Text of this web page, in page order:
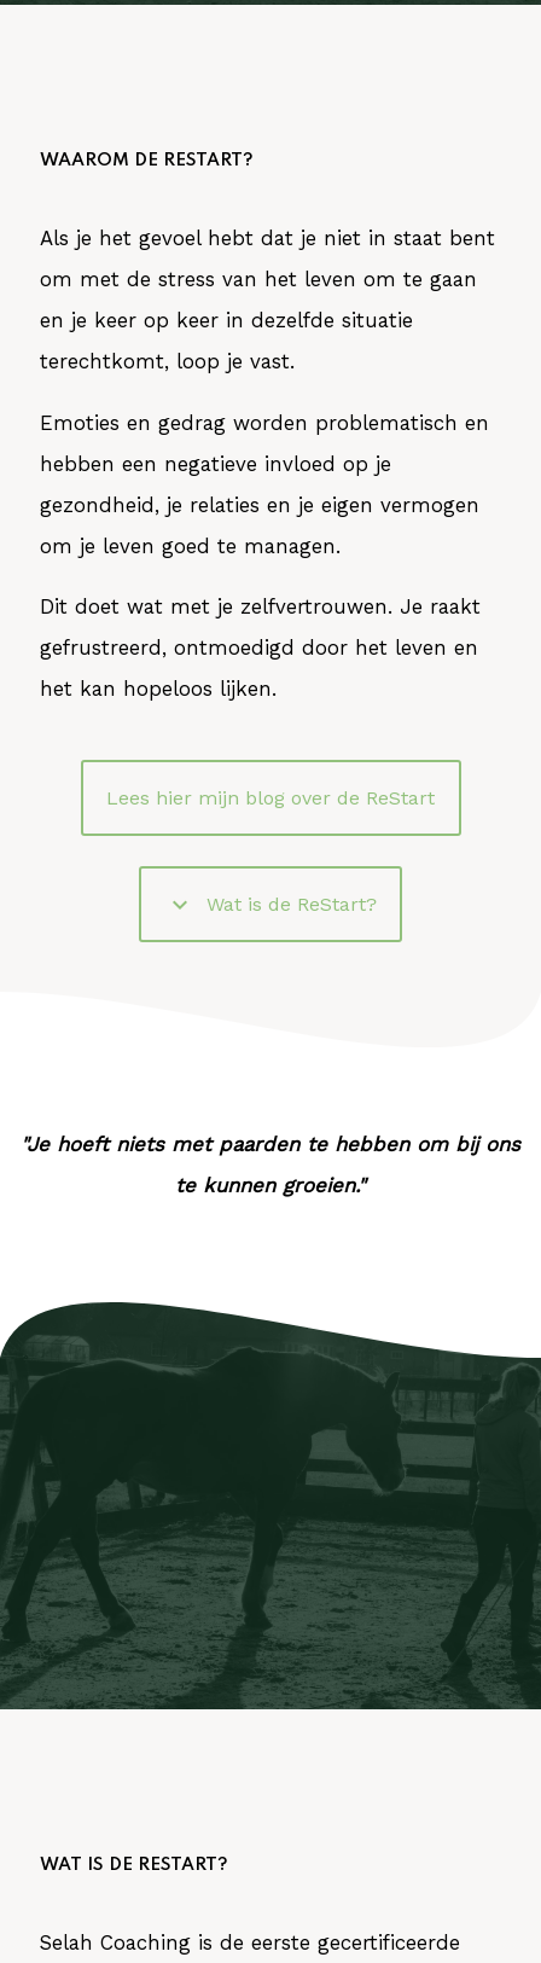
WAAROM DE RESTART?
Als je het gevoel hebt dat je niet in staat bent
om met de stress van het leven om te gaan
en je keer op keer in dezelfde situatie
terechtkomt, loop je vast.
Emoties en gedrag worden problematisch en
hebben een negatieve invloed op je
gezondheid, je relaties en je eigen vermogen
om je leven goed te managen.
Dit doet wat met je zelfvertrouwen. Je raakt
gefrustreerd, ontmoedigd door het leven en
het kan hopeloos lijken.
Lees hier mijn blog over de ReStart
keyboard_arrow_down Wat is de ReStart?
"Je hoeft niets met paarden te hebben om bij ons
te kunnen groeien."
WAT IS DE RESTART?
Selah Coaching is de eerste gecertificeerde